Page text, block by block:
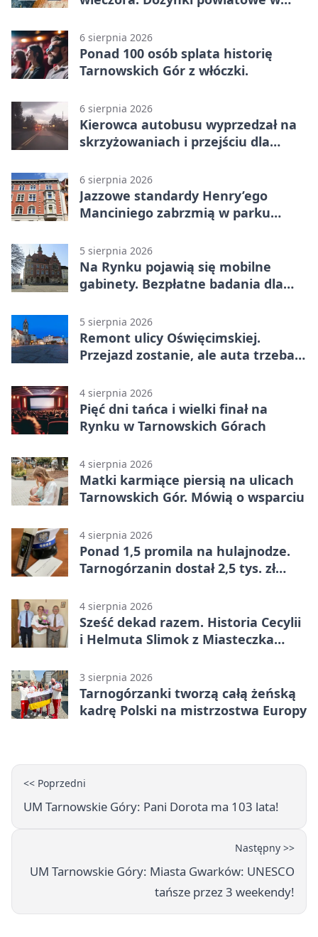
6 sierpnia 2026
Ponad 100 osób splata historię
Tarnowskich Gór z włóczki.
6 sierpnia 2026
Kierowca autobusu wyprzedzał na
skrzyżowaniach i przejściu dla
6 sierpnia 2026
Jazzowe standardy Henry’ego
Manciniego zabrzmią w parku
5 sierpnia 2026
Na Rynku pojawią się mobilne
gabinety. Bezpłatne badania dla
5 sierpnia 2026
Remont ulicy Oświęcimskiej.
Przejazd zostanie, ale auta trzeba
4 sierpnia 2026
Pięć dni tańca i wielki finał na
Rynku w Tarnowskich Górach
4 sierpnia 2026
Matki karmiące piersią na ulicach
Tarnowskich Gór. Mówią o wsparciu
4 sierpnia 2026
Ponad 1,5 promila na hulajnodze.
Tarnogórzanin dostał 2,5 tys. zł
4 sierpnia 2026
Sześć dekad razem. Historia Cecylii
i Helmuta Slimok z Miasteczka
3 sierpnia 2026
Tarnogórzanki tworzą całą żeńską
kadrę Polski na mistrzostwa Europy
<< Poprzedni
UM Tarnowskie Góry: Pani Dorota ma 103 lata!
Następny >>
UM Tarnowskie Góry: Miasta Gwarków: UNESCO
tańsze przez 3 weekendy!